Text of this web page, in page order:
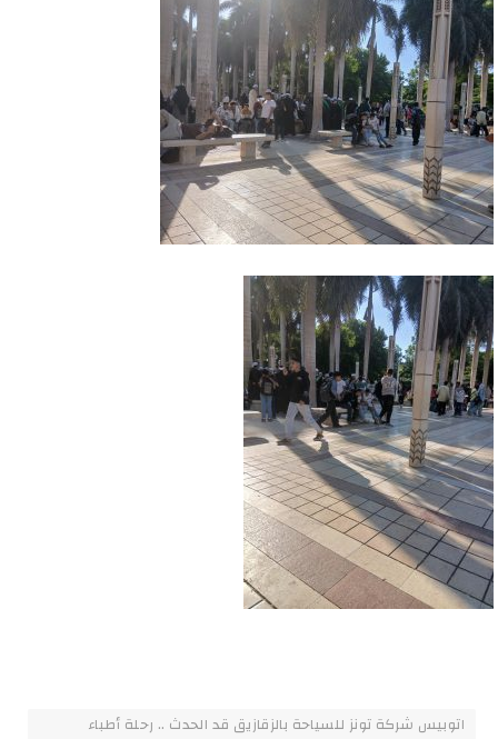
اتوبيس شركة تونز للسياحة بالزقازيق قد الحدث .. رحلة أطباء